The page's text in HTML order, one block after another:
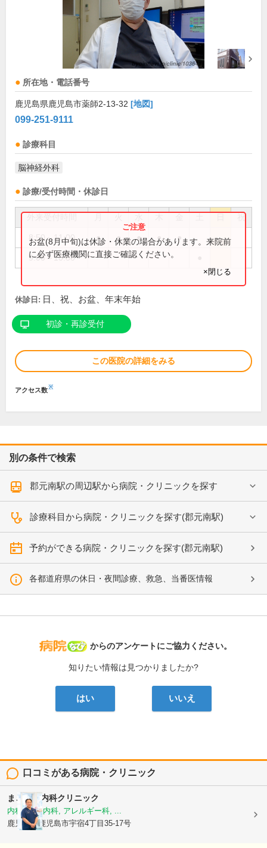
所在地・電話番号
鹿児島県鹿児島市薬師2-13-32 [地図]
099-251-9111
診療科目
脳神経外科
診療/受付時間・休診日
祝
8:50～11:00 ● ● ● ● ●
9:00～10:30
お盆(8月中旬)は休診・休業の場合があります。来院前
に必ず医療機関に直接ご確認ください。
×閉じる
休診日: 日、祝、お盆、年末年始
初診・再診受付
この医院の詳細をみる
アクセス数※
別の条件で検索
郡元南駅の周辺駅から病院・クリニックを探す
診療科目から病院・クリニックを探す(郡元南駅)
予約ができる病院・クリニックを探す(郡元南駅)
各都道府県の休日・夜間診療、救急、当番医情報
病院なび
からのアンケートにご協力ください。
知りたい情報は見つかりましたか?
はい いいえ
口コミがある病院・クリニック
まごころ内科クリニック
内科, 神経内科, アレルギー科, ...
鹿児島県鹿児島市宇宿4丁目35-17号